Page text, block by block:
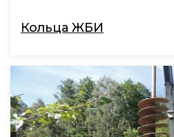
Кольца ЖБИ